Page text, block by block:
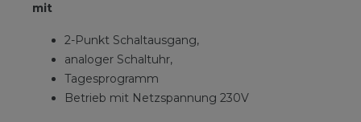
mit
2-Punkt Schaltausgang,
analoger Schaltuhr,
Tagesprogramm
Betrieb mit Netzspannung 230V